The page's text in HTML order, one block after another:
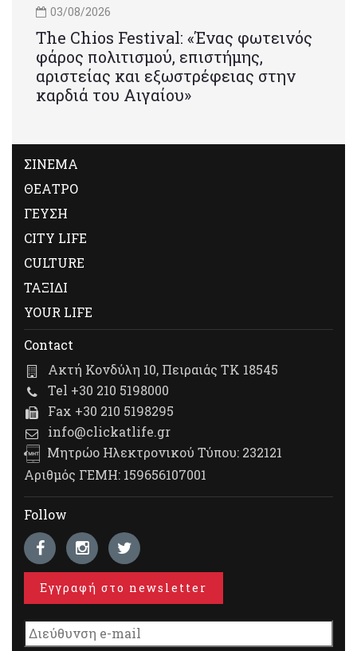
03/08/2026
Τhe Chios Festival: «Ένας φωτεινός
φάρος πολιτισμού, επιστήμης,
αριστείας και εξωστρέφειας στην
καρδιά του Αιγαίου»
ΣΙΝΕΜΑ
ΘΕΑΤΡΟ
ΓΕΥΣΗ
CITY LIFE
CULTURE
ΤΑΞΙΔΙ
YOUR LIFE
Contact
Ακτή Κονδύλη 10, Πειραιάς ΤΚ 18545
Tel +30 210 5198000
Fax +30 210 5198295
info@clickatlife.gr
Μητρώο Ηλεκτρονικού Τύπου: 232121
Αριθμός ΓΕΜΗ: 159656107001
Follow
Εγγραφή στο newsletter